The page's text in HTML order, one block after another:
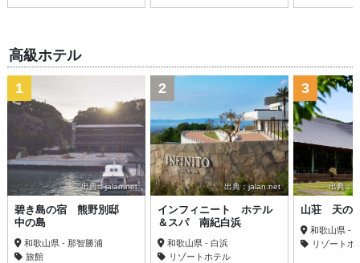
高級ホテル
出典：jalan.net
1
碧き島の宿 熊野別邸
中の島
和歌山県 - 那智勝浦
旅館
出典：jalan.net
2
インフィニート ホテル
＆スパ 南紀白浜
和歌山県 - 白浜
リゾートホテル
出典：
3
山荘 天の
和歌山県 -
リゾートホ